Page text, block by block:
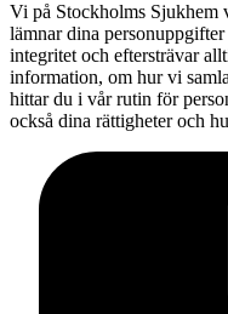
Vi på Stockholms Sjukhem
lämnar dina
integritet och eftersträvar
information, om hur vi
hittar du i vår rutin för
också dina rättigheter och